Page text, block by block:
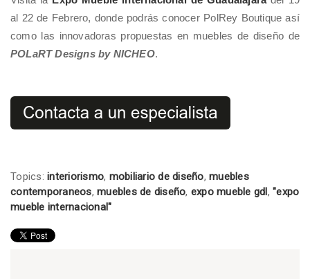
al 22 de Febrero, donde podrás conocer PolRey Boutique así
como las innovadoras propuestas en muebles de diseño de
POLaRT Designs by NICHEO.
Topics: interiorismo, mobiliario de diseño, muebles
contemporaneos, muebles de diseño, expo mueble gdl, "expo
mueble internacional"